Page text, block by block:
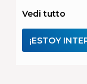
Vedi tutto
¡ESTOY